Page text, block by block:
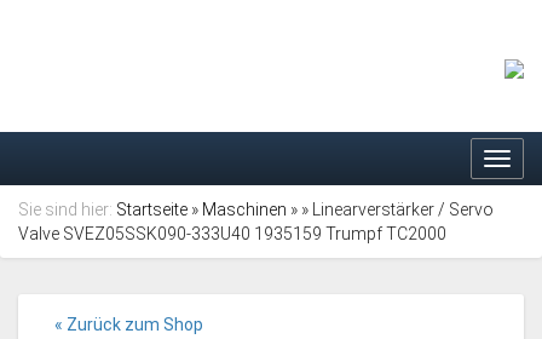
Sie sind hier: Startseite » Maschinen » » Linearverstärker / Servo
Valve SVEZ05SSK090-333U40 1935159 Trumpf TC2000
« Zurück zum Shop